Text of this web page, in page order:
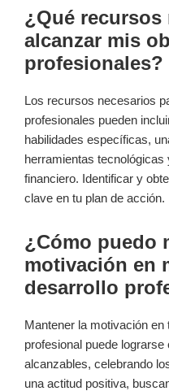
¿Qué recursos
alcanzar mis
profesionales?
Los recursos necesarios
profesionales pueden
habilidades específicas,
herramientas
financiero. Identificar y
clave en tu plan de acción.
¿Cómo puedo
motivación en
desarrollo
Mantener la motivación
profesional puede
alcanzables, celebrando
una actitud positiva,